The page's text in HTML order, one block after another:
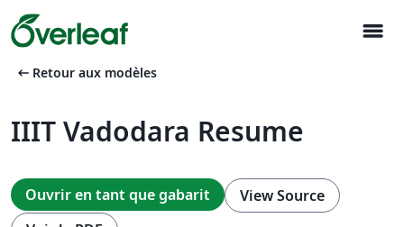
menu
arrow_left_alt Retour aux modèles
IIIT Vadodara Resume
Ouvrir en tant que gabarit
View Source